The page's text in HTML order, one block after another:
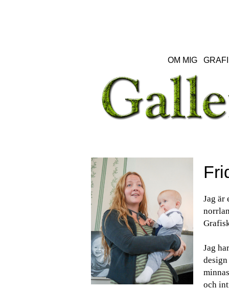
OM MIG
Jag är
Jag
design
och